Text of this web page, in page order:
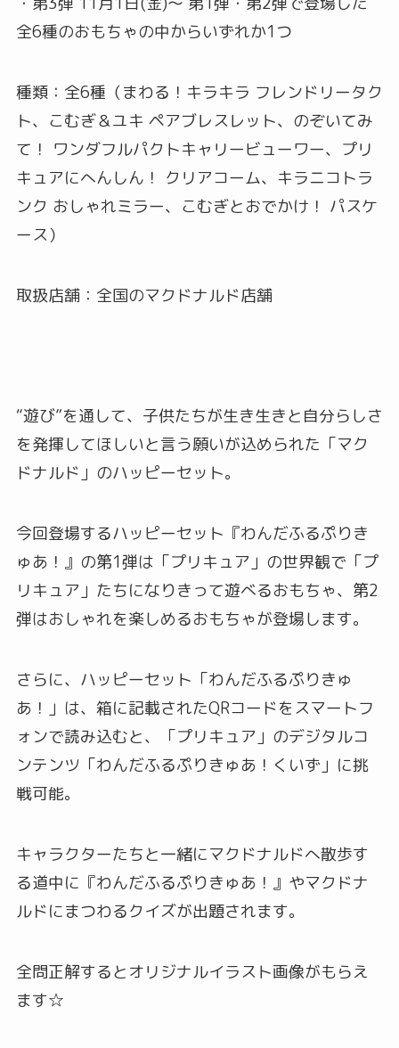
全6種のおもちゃの中からいずれか1つ
種類：全6種（まわる！キラキラ フレンドリータク
ト、こむぎ＆ユキ ペアブレスレット、のぞいてみ
て！ ワンダフルパクトキャリービューワー、プリ
キュアにへんしん！ クリアコーム、キラニコトラ
ンク おしゃれミラー、こむぎとおでかけ！ パスケ
ース）
取扱店舗：全国のマクドナルド店舗
“遊び”を通して、子供たちが生き生きと自分らしさ
を発揮してほしいと言う願いが込められた「マク
ドナルド」のハッピーセット。
今回登場するハッピーセット『わんだふるぷりき
ゅあ！』の第1弾は「プリキュア」の世界観で「プ
リキュア」たちになりきって遊べるおもちゃ、第2
弾はおしゃれを楽しめるおもちゃが登場します。
さらに、ハッピーセット「わんだふるぷりきゅ
あ！」は、箱に記載されたQRコードをスマートフ
ォンで読み込むと、「プリキュア」のデジタルコ
ンテンツ「わんだふるぷりきゅあ！くいず」に挑
戦可能。
キャラクターたちと一緒にマクドナルドへ散歩す
る道中に『わんだふるぷりきゅあ！』やマクドナ
ルドにまつわるクイズが出題されます。
全問正解するとオリジナルイラスト画像がもらえ
ます☆